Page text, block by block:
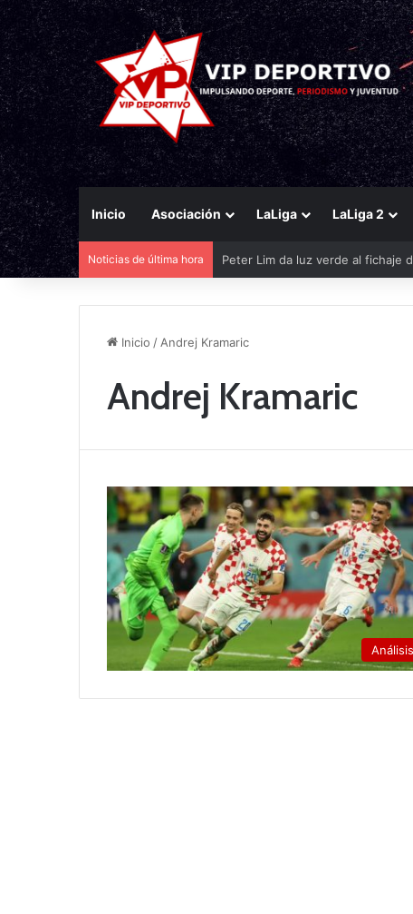
Inicio Asociación LaLiga LaLiga 2
Noticias de última hora Peter Lim da luz verde al fichaje
Inicio / Andrej Kramaric
Andrej Kramaric
Análisis